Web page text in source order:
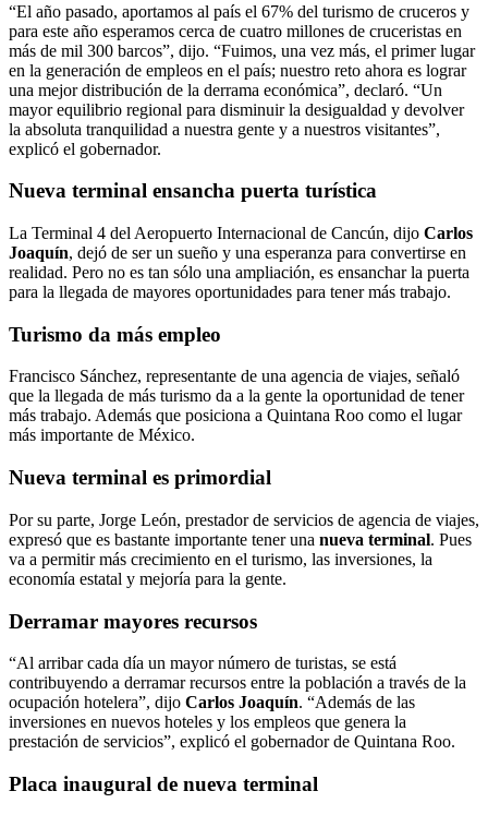
“El año pasado, aportamos al país el 67% del turismo de cruceros y
para este año esperamos cerca de cuatro millones de cruceristas en
más de mil 300 barcos”, dijo. “Fuimos, una vez más, el primer lugar
en la generación de empleos en el país; nuestro reto ahora es lograr
una mejor distribución de la derrama económica”, declaró. “Un
mayor equilibrio regional para disminuir la desigualdad y devolver
la absoluta tranquilidad a nuestra gente y a nuestros visitantes”,
explicó el gobernador.
Nueva terminal ensancha puerta turística
La Terminal 4 del Aeropuerto Internacional de Cancún, dijo Carlos
Joaquín, dejó de ser un sueño y una esperanza para convertirse en
realidad. Pero no es tan sólo una ampliación, es ensanchar la puerta
para la llegada de mayores oportunidades para tener más trabajo.
Turismo da más empleo
Francisco Sánchez, representante de una agencia de viajes, señaló
que la llegada de más turismo da a la gente la oportunidad de tener
más trabajo. Además que posiciona a Quintana Roo como el lugar
más importante de México.
Nueva terminal es primordial
Por su parte, Jorge León, prestador de servicios de agencia de viajes,
expresó que es bastante importante tener una nueva terminal. Pues
va a permitir más crecimiento en el turismo, las inversiones, la
economía estatal y mejoría para la gente.
Derramar mayores recursos
“Al arribar cada día un mayor número de turistas, se está
contribuyendo a derramar recursos entre la población a través de la
ocupación hotelera”, dijo Carlos Joaquín. “Además de las
inversiones en nuevos hoteles y los empleos que genera la
prestación de servicios”, explicó el gobernador de Quintana Roo.
Placa inaugural de nueva terminal